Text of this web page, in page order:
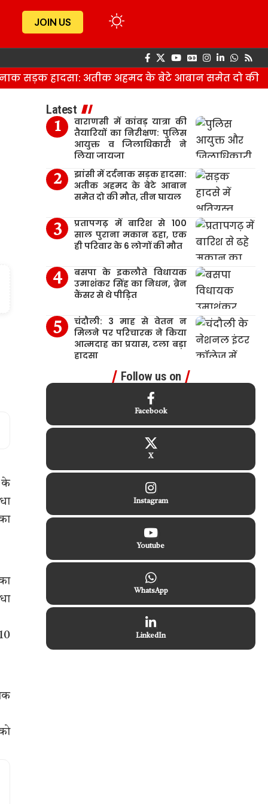
JOIN US
सड़क हादसा: अतीक अहमद के बेटे आबान समेत दो की
के
Latest
वाराणसी में कांवड़ यात्रा की
तैयारियों का निरीक्षण: पुलिस
आयुक्त व जिलाधिकारी ने
लिया जायजा
झांसी में दर्दनाक सड़क हादसा:
अतीक अहमद के बेटे आबान
समेत दो की मौत, तीन घायल
प्रतापगढ़ में बारिश से 100
साल पुराना मकान ढहा, एक
ही परिवार के 6 लोगों की मौत
बसपा के इकलौते विधायक
उमाशंकर सिंह का निधन, ब्रेन
कैंसर से थे पीड़ित
चंदौली: 3 माह से वेतन न
मिलने पर परिचारक ने किया
आत्मदाह का प्रयास, टला बड़ा
हादसा
Follow us on
Facebook
X
Instagram
Youtube
WhatsApp
LinkedIn